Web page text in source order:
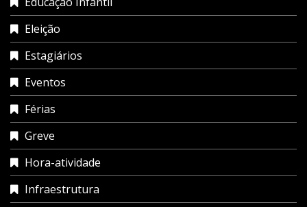
Eleição
Estagiários
Eventos
Férias
Greve
Hora-atividade
Infraestrutura